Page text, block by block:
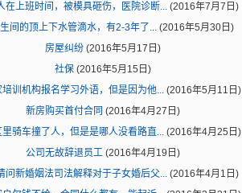
在上班时间，被模具砸伤，医院诊断...(2016年7月7日)
间的顶上下水管滴水，有2-3年了... (2016年5月30日)
房屋纠纷(2016年5月17日)
社保(2016年5月15日)
训机构报名学习外语，但是因为他... (2016年5月11日)
新房购买首付合同 (2016年4月27日)
骑车撞了人，但是是哪人没看路直... (2016年4月25日)
公司无故辞退员工(2016年4月19日)
问新婚姻法司法解释对于子女婚后父...(2016年4月1日)